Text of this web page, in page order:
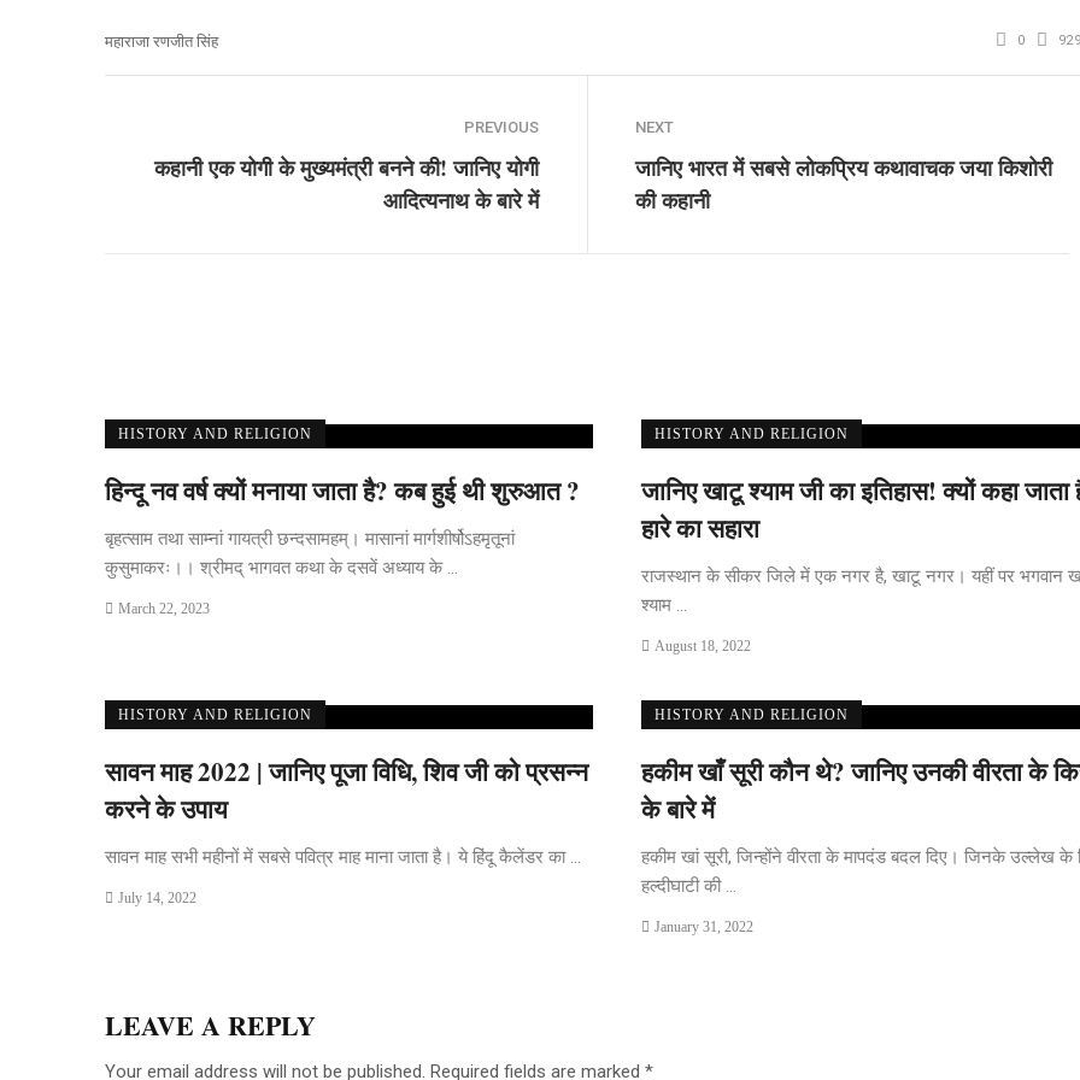
महाराजा रणजीत सिंह 0 929
PREVIOUS
कहानी एक योगी के मुख्यमंत्री बनने की! जानिए योगी
आदित्यनाथ के बारे में
NEXT
जानिए भारत में सबसे लोकप्रिय कथावाचक जया किशोरी
की कहानी
HISTORY AND RELIGION
हिन्दू नव वर्ष क्यों मनाया जाता है? कब हुई थी शुरुआत ?
बृहत्साम तथा साम्नां गायत्री छन्दसामहम्। मासानां मार्गशीर्षोऽहमृतूनां
कुसुमाकरः।। श्रीमद् भागवत कथा के दसवें अध्याय के ...
March 22, 2023
HISTORY AND RELIGION
जानिए खाटू श्याम जी का इतिहास! क्यों कहा जाता
हारे का सहारा
राजस्थान के सीकर जिले में एक नगर है, खाटू नगर। यहीं पर भगवान
श्याम ...
August 18, 2022
HISTORY AND RELIGION
सावन माह 2022 | जानिए पूजा विधि, शिव जी को प्रसन्न
करने के उपाय
सावन माह सभी महीनों में सबसे पवित्र माह माना जाता है। ये हिंदू कैलेंडर का ...
July 14, 2022
HISTORY AND RELIGION
हकीम खाँ सूरी कौन थे? जानिए उनकी वीरता के
के बारे में
हकीम खां सूरी, जिन्होंने वीरता के मापदंड बदल दिए। जिनके उल्लेख के
हल्दीघाटी की ...
January 31, 2022
LEAVE A REPLY
Your email address will not be published. Required fields are marked *